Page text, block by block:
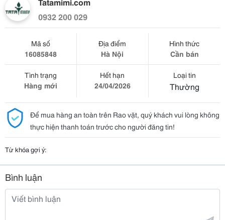
0932 200 029
Mã số
16085848
Địa điểm
Hà Nội
Hình thức
Cần bán
Tình trạng
Hàng mới
Hết hạn
24/04/2026
Loại tin
Thường
Để mua hàng an toàn trên Rao vặt, quý khách vui lòng không
thực hiện thanh toán trước cho người đăng tin!
Từ khóa gợi ý:
Bình luận